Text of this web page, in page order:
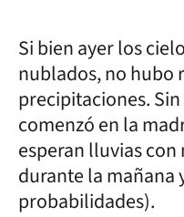
Si bien ayer los
nublados, no hubo
precipitaciones.
comenzó en la
esperan lluvias
durante la mañana
probabilidades).